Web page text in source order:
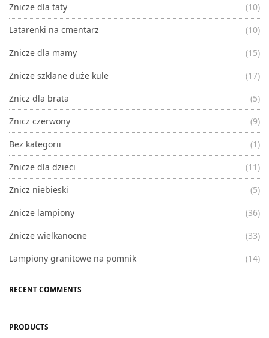
Znicze dla taty
(10)
Latarenki na cmentarz
(10)
Znicze dla mamy
(15)
Znicze szklane duże kule
(17)
Znicz dla brata
(5)
Znicz czerwony
(9)
Bez kategorii
(1)
Znicze dla dzieci
(11)
Znicz niebieski
(5)
Znicze lampiony
(36)
Znicze wielkanocne
(33)
Lampiony granitowe na pomnik
(14)
RECENT COMMENTS
PRODUCTS